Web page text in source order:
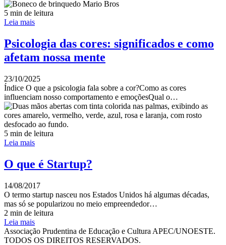
5 min de leitura
Leia mais
Psicologia das cores: significados e como
afetam nossa mente
23/10/2025
Índice O que a psicologia fala sobre a cor?Como as cores
influenciam nosso comportamento e emoçõesQual o…
5 min de leitura
Leia mais
O que é Startup?
14/08/2017
O termo startup nasceu nos Estados Unidos há algumas décadas,
mas só se popularizou no meio empreendedor…
2 min de leitura
Leia mais
Associação Prudentina de Educação e Cultura APEC/UNOESTE.
TODOS OS DIREITOS RESERVADOS.